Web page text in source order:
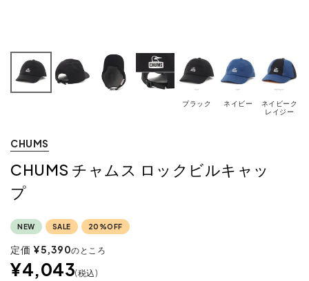
ブラック ネイビー
ネイビーク
レイジー
CHUMS
CHUMS チャムス ロックビルキャッ
プ
NEW SALE 20%OFF
定価 ¥5,390のところ
¥4,043 税込